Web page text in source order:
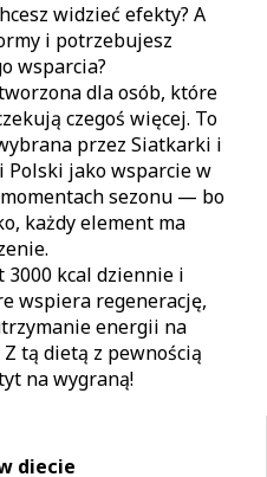
Eliminujesz
rośliny
pudełkową
diecie
widzieć efekty? A
i potrzebujesz
wsparcia?
dla osób, które
czegoś więcej. To
przez Siatkarki i
Polski jako wsparcie w
sezonu — bo
każdy element ma
3000 kcal dziennie i
wspiera regenerację,
energii na
tą dietą z pewnością
na wygraną!